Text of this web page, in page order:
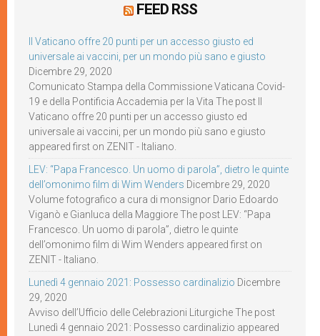
FEED RSS
Il Vaticano offre 20 punti per un accesso giusto ed
universale ai vaccini, per un mondo più sano e giusto
Dicembre 29, 2020
Comunicato Stampa della Commissione Vaticana Covid-
19 e della Pontificia Accademia per la Vita The post Il
Vaticano offre 20 punti per un accesso giusto ed
universale ai vaccini, per un mondo più sano e giusto
appeared first on ZENIT - Italiano.
LEV: “Papa Francesco. Un uomo di parola”, dietro le quinte
dell’omonimo film di Wim Wenders Dicembre 29, 2020
Volume fotografico a cura di monsignor Dario Edoardo
Viganò e Gianluca della Maggiore The post LEV: “Papa
Francesco. Un uomo di parola”, dietro le quinte
dell’omonimo film di Wim Wenders appeared first on
ZENIT - Italiano.
Lunedì 4 gennaio 2021: Possesso cardinalizio Dicembre
29, 2020
Avviso dell’Ufficio delle Celebrazioni Liturgiche The post
Lunedì 4 gennaio 2021: Possesso cardinalizio appeared